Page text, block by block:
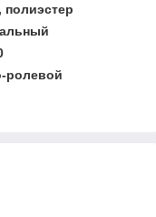
полиэстер
ролевой